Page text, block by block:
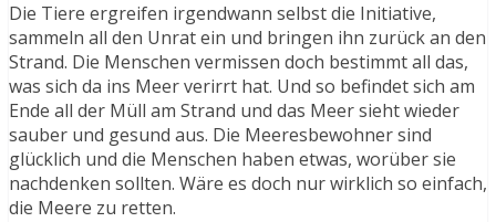
Die Tiere ergreifen irgendwann selbst die Initiative,
sammeln all den Unrat ein und bringen ihn zurück an den
Strand. Die Menschen vermissen doch bestimmt all das,
was sich da ins Meer verirrt hat. Und so befindet sich am
Ende all der Müll am Strand und das Meer sieht wieder
sauber und gesund aus. Die Meeresbewohner sind
glücklich und die Menschen haben etwas, worüber sie
nachdenken sollten. Wäre es doch nur wirklich so einfach,
die Meere zu retten.